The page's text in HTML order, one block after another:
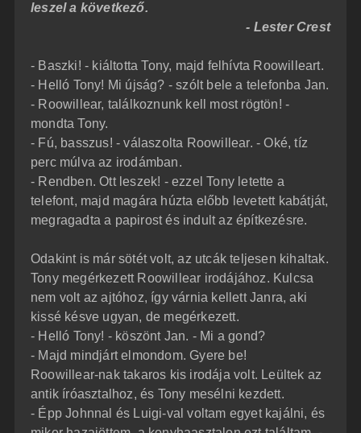
leszel a következő.
- Lester Crest
- Baszki! - kiáltotta Tony, majd felhívta Roowilleart.
- Helló Tony! Mi újság? - szólt bele a telefonba Jan.
- Roowillear, találkoznunk kell most rögtön! -
mondta Tony.
- Fú, basszus! - válaszolta Roowillear. - Oké, tíz
perc múlva az irodámban.
- Rendben. Ott leszek! - ezzel Tony letette a
telefont, majd magára húzta előbb levetett kabátját,
megragadta a papirost és indult az építkezésre.
Odakint is már sötét volt, az utcák teljesen kihaltak.
Tony megérkezett Roowillear irodájához. Kulcsa
nem volt az ajtóhoz, így várnia kellett Janra, aki
kissé késve ugyan, de megérkezett.
- Helló Tony! - köszönt Jan. - Mi a gond?
- Majd mindjárt elmondom. Gyere be!
Roowillear-nak takaros kis irodája volt. Leültek az
antik íróasztalhoz, és Tony mesélni kezdett.
- Épp Johnnal és Luigi-val voltam egyet kajálni, és